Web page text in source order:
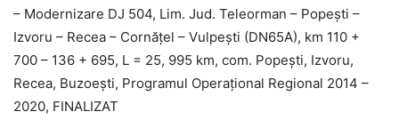
– Modernizare DJ 504, Lim. Jud. Teleorman – Popești –
Izvoru – Recea – Cornăţel – Vulpești (DN65A), km 110 +
700 – 136 + 695, L = 25, 995 km, com. Popești, Izvoru,
Recea, Buzoești, Programul Operațional Regional 2014 –
2020, FINALIZAT